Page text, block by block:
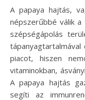
A papaya hajtás, vagy más néven papaya csíra, egyre
népszerűbbé válik
szépségápolás
piacot, hiszen
vitaminokban,
A papaya hajtás
segíti az